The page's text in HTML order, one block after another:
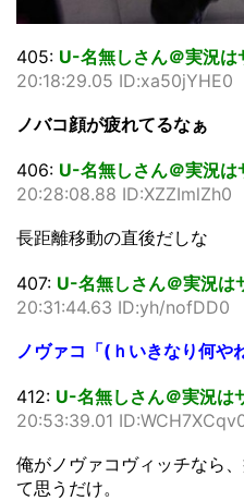
405: U-名無しさん＠実況は
20:18:29.05 ID:xa50jYHE0
ノバコ顔が疲れてるなぁ
406: U-名無しさん＠実況は
20:28:08.88 ID:XZZImlZh0
長距離移動の直後だしな
407: U-名無しさん＠実況は
20:31:44.63 ID:yh/nofDD0
ノヴァコ「(ｈいきなり何や
412: U-名無しさん＠実況は
20:53:39.01
俺がノヴァコヴィッチなら
て思うだけ。